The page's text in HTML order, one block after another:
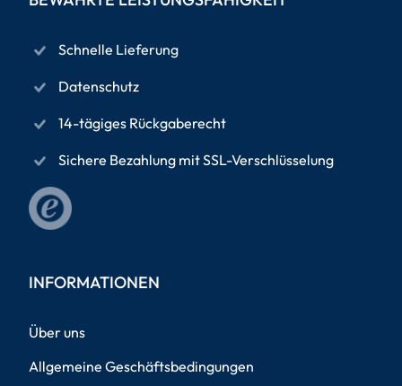
Schnelle Lieferung
Datenschutz
14-tägiges Rückgaberecht
Sichere Bezahlung mit SSL-Verschlüsselung
INFORMATIONEN
Über uns
Allgemeine Geschäftsbedingungen